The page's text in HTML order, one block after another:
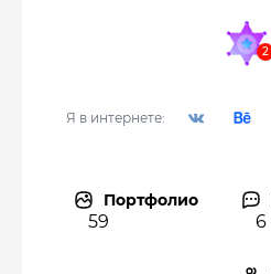
Я в интернете:
Портфолио
59 6